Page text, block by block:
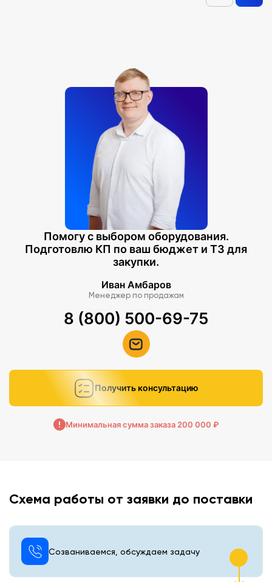
Помогу с выбором оборудования.
Подготовлю КП по ваш бюджет и ТЗ для
закупки.
Иван Амбаров
Менеджер по продажам
8 (800) 500-69-75
Получить консультацию
Минимальная сумма заказа 200 000 ₽
Схема работы от заявки до поставки
Созваниваемся, обсуждаем задачу